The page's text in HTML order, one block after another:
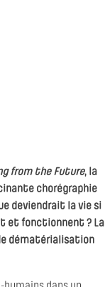
from the Future, la
chorégraphie
deviendrait la vie si
et fonctionnent ? La
dématérialisation